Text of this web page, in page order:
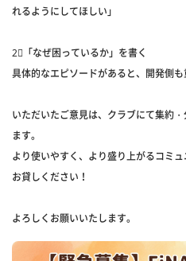
れるようにしてほしい」
2⃣「なぜ困っているか」を書く
具体的なエピソードがあると、開発側
いただいたご意見は、クラブにて集約
ます。
より使いやすく、より盛り上がるコミ
お貸しください！
よろしくお願いいたします。